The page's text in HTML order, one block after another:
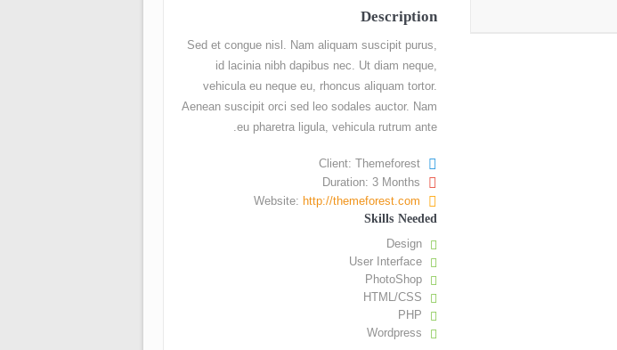
Description
Sed et congue nisl. Nam aliquam suscipit purus,
id lacinia nibh dapibus nec. Ut diam neque,
vehicula eu neque eu, rhoncus aliquam tortor.
Aenean suscipit orci sed leo sodales auctor. Nam
eu pharetra ligula, vehicula rutrum ante.
Client: Themeforest
Duration: 3 Months
Website: http://themeforest.com
Skills Needed
Design
User Interface
PhotoShop
HTML/CSS
PHP
Wordpress